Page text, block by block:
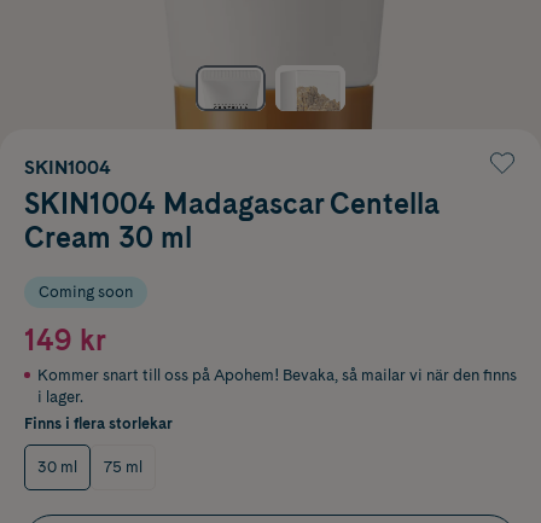
SKIN1004
SKIN1004 Madagascar Centella
Cream 30 ml
Coming soon
149 kr
Kommer snart till oss på Apohem! Bevaka, så mailar vi när den finns
i lager.
Finns i flera storlekar
30 ml 75 ml